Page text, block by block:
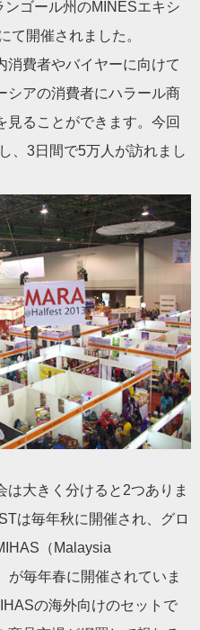
ゴール州のMINESエキシ
て開催されました。
消費者やバイヤーに向けて
シアの消費者にハラール商
見ることができます。今回
、3日間で5万人が訪れまし
は大きく分けると2つありま
は毎年秋に開催され、グロ
（Malaysia
が毎年春に開催されていま
の海外向けのセットで